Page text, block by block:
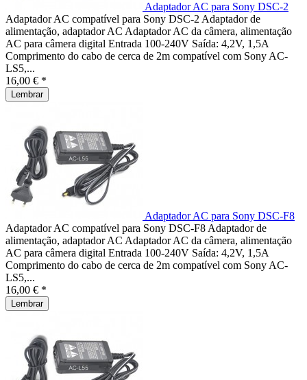
Adaptador AC para Sony DSC-2
Adaptador AC compatível para Sony DSC-2 Adaptador de
alimentação, adaptador AC Adaptador AC da câmera, alimentação
AC para câmera digital Entrada 100-240V Saída: 4,2V, 1,5A
Comprimento do cabo de cerca de 2m compatível com Sony AC-
LS5,...
16,00 € *
Lembrar
Adaptador AC para Sony DSC-F8
Adaptador AC compatível para Sony DSC-F8 Adaptador de
alimentação, adaptador AC Adaptador AC da câmera, alimentação
AC para câmera digital Entrada 100-240V Saída: 4,2V, 1,5A
Comprimento do cabo de cerca de 2m compatível com Sony AC-
LS5,...
16,00 € *
Lembrar